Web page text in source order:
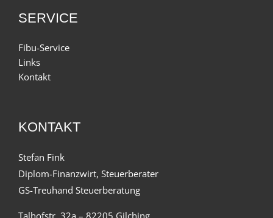
SERVICE
Fibu-Service
Links
Kontakt
KONTAKT
Stefan Fink
Diplom-Finanzwirt, Steuerberater
GS-Treuhand Steuerberatung